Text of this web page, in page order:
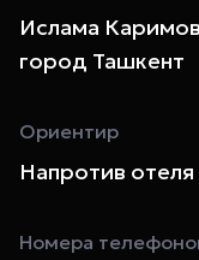
Ислама
город Ташкент
Ориентир
Напротив
Номера